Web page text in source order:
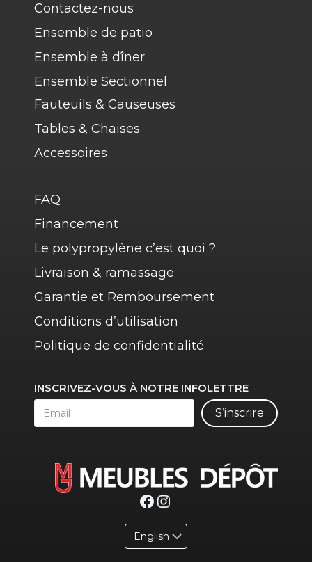
Contactez-nous
Ensemble de patio
Ensemble à dîner
Ensemble Sectionnel
Fauteuils & Causeuses
Tables & Chaises
Accessoires
FAQ
Financement
Le polypropylène c’est quoi ?
Livraison & ramassage
Garantie et Remboursement
Conditions d’utilisation
Politique de confidentialité
INSCRIVEZ-VOUS À NOTRE INFOLETTRE
S’inscrire
Facebook
Instagram